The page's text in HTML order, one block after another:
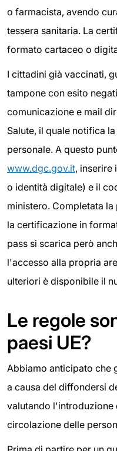
o farmacista, avendo
tessera sanitaria. La
formato cartaceo o
I cittadini già vaccinati,
tampone con esito
comunicazione e mail
Salute, il quale notifica
personale. A questo
www.dgc.gov.it, inserire
o identità digitale) e il
ministero. Completata
la certificazione in
pass si scarica però
l'accesso alla propria
ulteriori è disponibile il
Le regole
paesi UE?
Abbiamo anticipato che
a causa del diffondersi
valutando l'introduzione
circolazione delle